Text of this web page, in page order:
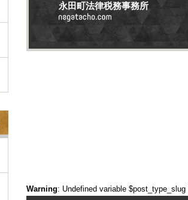
永田町法律税務事務所
Warning: Undefined variable $post_type_slug